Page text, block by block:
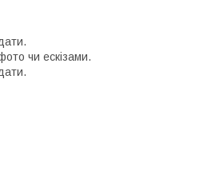
чи ескізами.